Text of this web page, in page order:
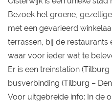
Bezoek het groene,
met een gevarieerd
terrassen, bij de restaurants
waar voor ieder wat te
Er is een treinstation
busverbinding (Tilburg –
Voor uitgebreide info: In de